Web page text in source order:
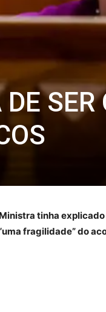
SER
tinha
fragilidade” do